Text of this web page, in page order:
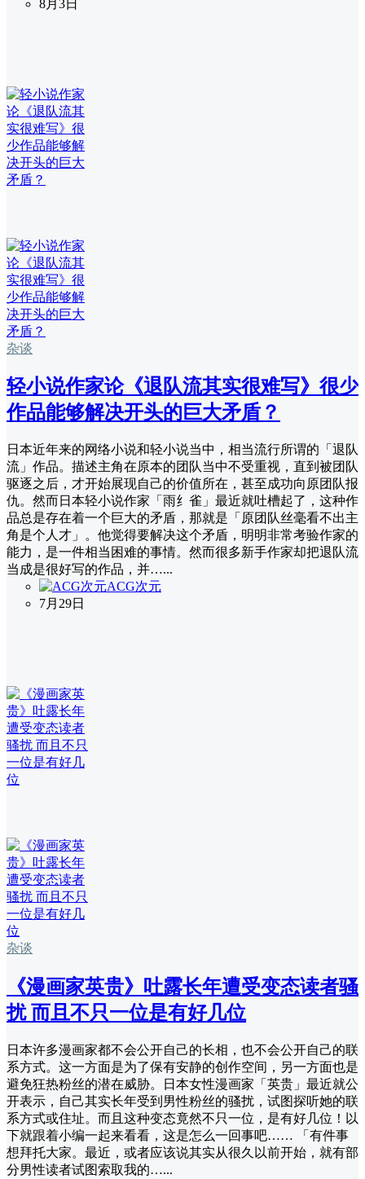
8月3日
杂谈
轻小说作家论《退队流其实很难写》很少
作品能够解决开头的巨大矛盾？
日本近年来的网络小说和轻小说当中，相当流行所谓的「退队
流」作品。描述主角在原本的团队当中不受重视，直到被团队
驱逐之后，才开始展现自己的价值所在，甚至成功向原团队报
仇。然而日本轻小说作家「雨纟雀」最近就吐槽起了，这种作
品总是存在着一个巨大的矛盾，那就是「原团队丝毫看不出主
角是个人才」。他觉得要解决这个矛盾，明明非常考验作家的
能力，是一件相当困难的事情。然而很多新手作家却把退队流
当成是很好写的作品，并…...
ACG次元
7月29日
杂谈
《漫画家英贵》吐露长年遭受变态读者骚
扰 而且不只一位是有好几位
日本许多漫画家都不会公开自己的长相，也不会公开自己的联
系方式。这一方面是为了保有安静的创作空间，另一方面也是
避免狂热粉丝的潜在威胁。日本女性漫画家「英贵」最近就公
开表示，自己其实长年受到男性粉丝的骚扰，试图探听她的联
系方式或住址。而且这种变态竟然不只一位，是有好几位！以
下就跟着小编一起来看看，这是怎么一回事吧…… 「有件事
想拜托大家。最近，或者应该说其实从很久以前开始，就有部
分男性读者试图索取我的…...